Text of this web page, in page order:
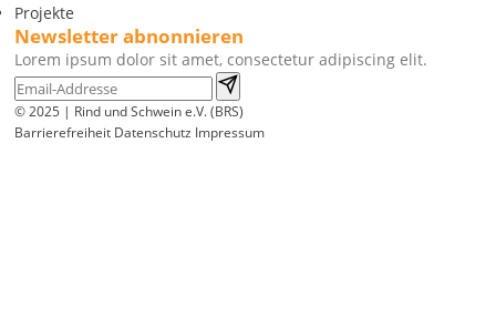
Projekte
Newsletter abnonnieren
Lorem ipsum dolor sit amet, consectetur adipiscing elit.
© 2025 | Rind und Schwein e.V. (BRS)
Barrierefreiheit Datenschutz Impressum